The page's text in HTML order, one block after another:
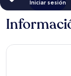
Iniciar sesión